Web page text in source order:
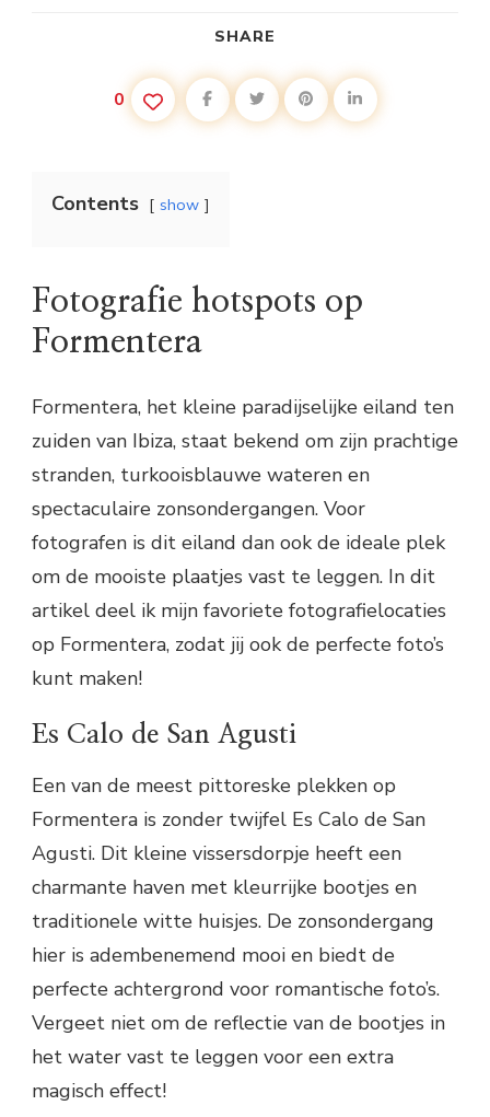
SHARE
0
Contents show
Fotografie hotspots op
Formentera
Formentera, het kleine paradijselijke eiland ten
zuiden van Ibiza, staat bekend om zijn prachtige
stranden, turkooisblauwe wateren en
spectaculaire zonsondergangen. Voor
fotografen is dit eiland dan ook de ideale plek
om de mooiste plaatjes vast te leggen. In dit
artikel deel ik mijn favoriete fotografielocaties
op Formentera, zodat jij ook de perfecte foto’s
kunt maken!
Es Calo de San Agusti
Een van de meest pittoreske plekken op
Formentera is zonder twijfel Es Calo de San
Agusti. Dit kleine vissersdorpje heeft een
charmante haven met kleurrijke bootjes en
traditionele witte huisjes. De zonsondergang
hier is adembenemend mooi en biedt de
perfecte achtergrond voor romantische foto’s.
Vergeet niet om de reflectie van de bootjes in
het water vast te leggen voor een extra
magisch effect!